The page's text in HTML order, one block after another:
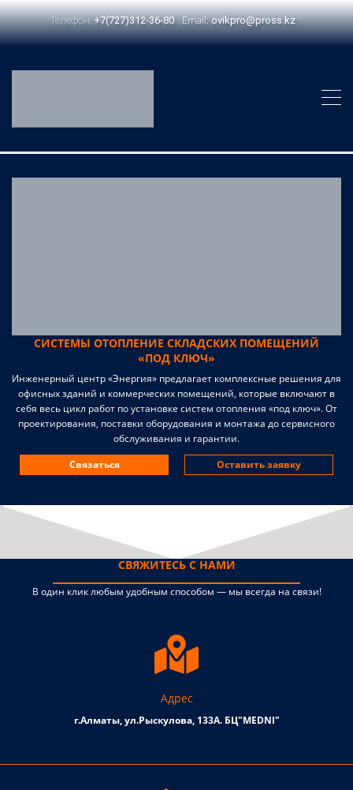
Телефон: +7(727)312-36-80 Email: ovikpro@pross.kz
СИСТЕМЫ ОТОПЛЕНИЕ СКЛАДСКИХ ПОМЕЩЕНИЙ
«ПОД КЛЮЧ»
Инженерный центр «Энергия» предлагает комплексные решения для
офисных зданий и коммерческих помещений, которые включают в
себя весь цикл работ по установке систем отопления «под ключ». От
проектирования, поставки оборудования и монтажа до сервисного
обслуживания и гарантии.
Связаться
Оставить заявку
СВЯЖИТЕСЬ С НАМИ
В один клик любым удобным способом — мы всегда на связи!
Адрес
г.Алматы, ул.Рыскулова, 133А. БЦ"MEDNI"